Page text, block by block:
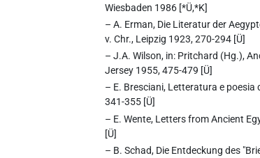
Wiesbaden 1986 [*Ü,*K]
– A. Erman, Die Literatur der
v. Chr., Leipzig 1923, 270-294 [Ü]
– J.A. Wilson, in: Pritchard (Hg.),
Jersey 1955, 475-479 [Ü]
– E. Bresciani, Letteratura e
341-355 [Ü]
– E. Wente, Letters from Ancient
[Ü]
– B. Schad, Die Entdeckung des